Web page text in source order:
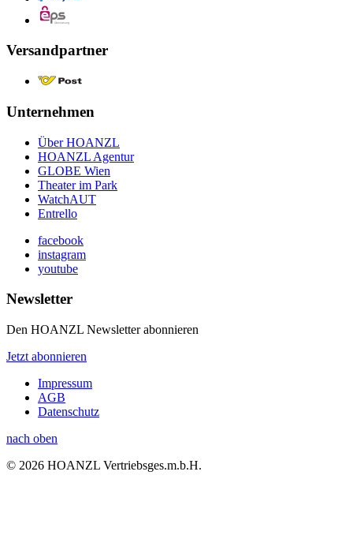
Versandpartner
Unternehmen
Über HOANZL
HOANZL Agentur
GLOBE Wien
Theater im Park
WatchAUT
Entrello
facebook
instagram
youtube
Newsletter
Den HOANZL Newsletter abonnieren
Jetzt abonnieren
Impressum
AGB
Datenschutz
nach oben
© 2026 HOANZL Vertriebsges.m.b.H.